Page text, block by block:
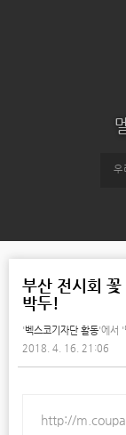
우
부산 전시회
박두!
'벡스코기자단 활동'에서 '
2018. 4. 16. 21:06
http://